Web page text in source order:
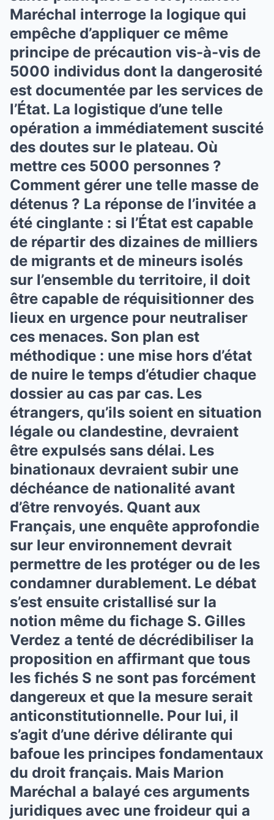
Maréchal interroge la logique qui
empêche d’appliquer ce même
principe de précaution vis-à-vis de
5000 individus dont la dangerosité
est documentée par les services de
l’État. La logistique d’une telle
opération a immédiatement suscité
des doutes sur le plateau. Où
mettre ces 5000 personnes ?
Comment gérer une telle masse de
détenus ? La réponse de l’invitée a
été cinglante : si l’État est capable
de répartir des dizaines de milliers
de migrants et de mineurs isolés
sur l’ensemble du territoire, il doit
être capable de réquisitionner des
lieux en urgence pour neutraliser
ces menaces. Son plan est
méthodique : une mise hors d’état
de nuire le temps d’étudier chaque
dossier au cas par cas. Les
étrangers, qu’ils soient en situation
légale ou clandestine, devraient
être expulsés sans délai. Les
binationaux devraient subir une
déchéance de nationalité avant
d’être renvoyés. Quant aux
Français, une enquête approfondie
sur leur environnement devrait
permettre de les protéger ou de les
condamner durablement. Le débat
s’est ensuite cristallisé sur la
notion même du fichage S. Gilles
Verdez a tenté de décrédibiliser la
proposition en affirmant que tous
les fichés S ne sont pas forcément
dangereux et que la mesure serait
anticonstitutionnelle. Pour lui, il
s’agit d’une dérive délirante qui
bafoue les principes fondamentaux
du droit français. Mais Marion
Maréchal a balayé ces arguments
juridiques avec une froideur qui a